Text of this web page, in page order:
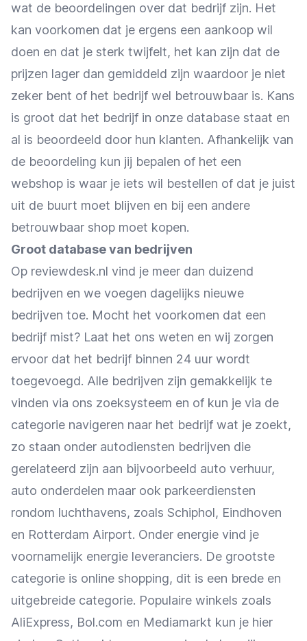
wat de beoordelingen over dat bedrijf zijn. Het
kan voorkomen dat je ergens een aankoop wil
doen en dat je sterk twijfelt, het kan zijn dat de
prijzen lager dan gemiddeld zijn waardoor je niet
zeker bent of het bedrijf wel betrouwbaar is. Kans
is groot dat het bedrijf in onze database staat en
al is beoordeeld door hun klanten. Afhankelijk van
de beoordeling kun jij bepalen of het een
webshop is waar je iets wil bestellen of dat je juist
uit de buurt moet blijven en bij een andere
betrouwbaar shop moet kopen.
Groot database van bedrijven
Op reviewdesk.nl vind je meer dan duizend
bedrijven en we voegen dagelijks nieuwe
bedrijven toe. Mocht het voorkomen dat een
bedrijf mist? Laat het ons weten en wij zorgen
ervoor dat het bedrijf binnen 24 uur wordt
toegevoegd. Alle bedrijven zijn gemakkelijk te
vinden via ons zoeksysteem en of kun je via de
categorie navigeren naar het bedrijf wat je zoekt,
zo staan onder autodiensten bedrijven die
gerelateerd zijn aan bijvoorbeeld auto verhuur,
auto onderdelen maar ook parkeerdiensten
rondom luchthavens, zoals Schiphol, Eindhoven
en Rotterdam Airport. Onder energie vind je
voornamelijk energie leveranciers. De grootste
categorie is online shopping, dit is een brede en
uitgebreide categorie. Populaire winkels zoals
AliExpress, Bol.com en Mediamarkt kun je hier